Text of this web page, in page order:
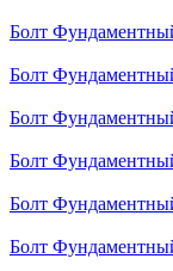
Болт
Болт
Болт
Болт
Болт
Болт